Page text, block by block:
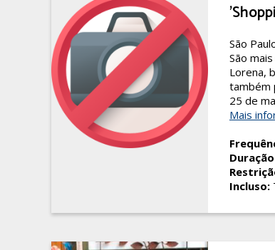
São
São
Lorena,
também
25 de
Mais
Incluso: